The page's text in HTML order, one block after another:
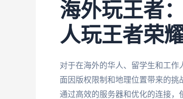
海外玩王者
人玩王者荣
对于在海外的华人、留学生和工
面因版权限制和地理位置带来的
通过高效的服务器和优化的连接